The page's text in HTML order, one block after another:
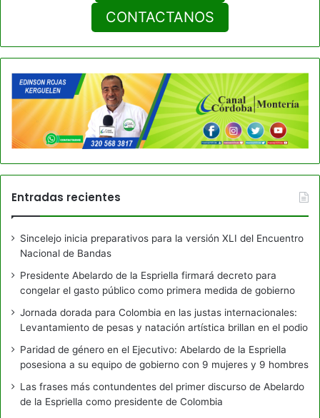
CONTACTANOS
Entradas recientes
Sincelejo inicia preparativos para la versión XLI del Encuentro
Nacional de Bandas
Presidente Abelardo de la Espriella firmará decreto para
congelar el gasto público como primera medida de gobierno
Jornada dorada para Colombia en las justas internacionales:
Levantamiento de pesas y natación artística brillan en el podio
Paridad de género en el Ejecutivo: Abelardo de la Espriella
posesiona a su equipo de gobierno con 9 mujeres y 9 hombres
Las frases más contundentes del primer discurso de Abelardo
de la Espriella como presidente de Colombia